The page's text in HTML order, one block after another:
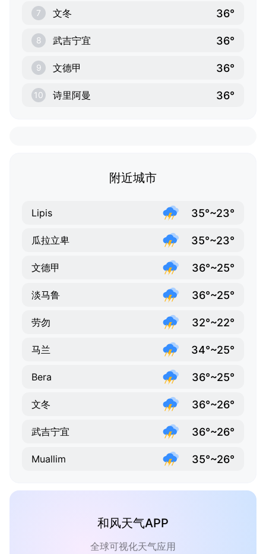
7 文冬 36°
8 武吉宁宜 36°
9 文德甲 36°
10 诗里阿曼 36°
附近城市
Lipis 35°~23°
瓜拉立卑 35°~23°
文德甲 36°~25°
淡马鲁 36°~25°
劳勿 32°~22°
马兰 34°~25°
Bera 36°~25°
文冬 36°~26°
武吉宁宜 36°~26°
Muallim 35°~26°
和风天气APP
全球可视化天气应用